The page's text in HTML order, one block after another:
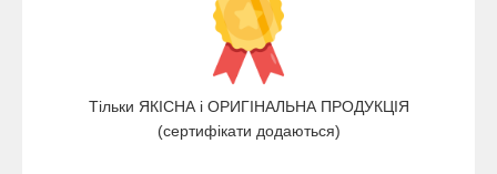
Тільки ЯКІСНА і ОРИГІНАЛЬНА ПРОДУКЦІЯ
(сертифікати додаються)